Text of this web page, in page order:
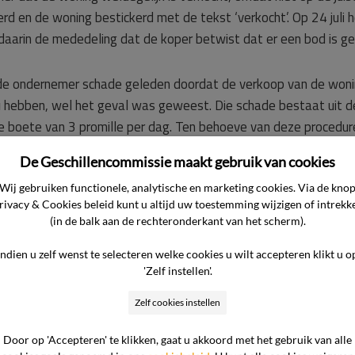
en de woning bestickerd met de tekst ‘verkocht’. Op 24
de mededeling dat de koper betwist dat er een bod is
ondernemer schade geleden doordat de verkoop van de
wel het geval was geweest. Die schade bestaat uit
van 3 promille per dag. Ten behoeve van deze
als volgt.
mogelijk geleden schade door de consument. Er is op
binnen de financieringstermijn heeft de koper per e-mail
ontbinden. Bij deze e-mail waren een tweetal
aan de consument, die zich echter op het
De Geschillencommissie maakt gebruik van cookies
Wij gebruiken functionele, analytische en marketing cookies. Via de knop
& Cookies beleid kunt u altijd uw toestemming wijzigen of
(in de balk aan de rechteronderkant van het scherm).
u zelf wenst te selecteren welke cookies u wilt accepteren klikt u
'Zelf instellen'.
Zelf cookies instellen
Door op 'Accepteren' te klikken, gaat u akkoord met het gebruik van alle